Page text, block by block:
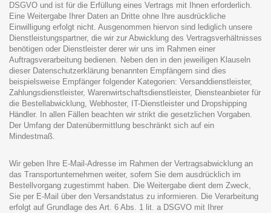
DSGVO und ist für die Erfüllung eines Vertrags mit Ihnen erforderlich.
Eine Weitergabe Ihrer Daten an Dritte ohne Ihre ausdrückliche
Einwilligung erfolgt nicht. Ausgenommen hiervon sind lediglich unsere
Dienstleistungspartner, die wir zur Abwicklung des Vertragsverhältnisses
benötigen oder Dienstleister derer wir uns im Rahmen einer
Auftragsverarbeitung bedienen. Neben den in den jeweiligen Klauseln
dieser Datenschutzerklärung benannten Empfängern sind dies
beispielsweise Empfänger folgender Kategorien: Versanddienstleister,
Zahlungsdienstleister, Warenwirtschaftsdienstleister, Diensteanbieter für
die Bestellabwicklung, Webhoster, IT-Dienstleister und Dropshipping
Händler. In allen Fällen beachten wir strikt die gesetzlichen Vorgaben.
Der Umfang der Datenübermittlung beschränkt sich auf ein
Mindestmaß.
Wir geben Ihre E-Mail-Adresse im Rahmen der Vertragsabwicklung an
das Transportunternehmen weiter, sofern Sie dem ausdrücklich im
Bestellvorgang zugestimmt haben. Die Weitergabe dient dem Zweck,
Sie per E-Mail über den Versandstatus zu informieren. Die Verarbeitung
erfolgt auf Grundlage des Art. 6 Abs. 1 lit. a DSGVO mit Ihrer